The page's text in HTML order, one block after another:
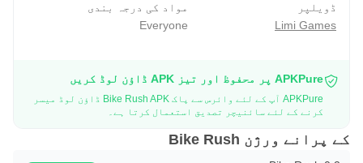
ڈویلپر
Limi Games
مواد کی درجہ بندی
Everyone
APKPure پر محفوظ اور تیز APK ڈاؤن لوڈ کریں
APKPure آپ کے لئے وائرس سے پاک Bike Rush APK ڈاؤن لوڈ میسر
کرنے کے لئے سائنیچر تصدیق استعمال کرتا ہے۔
کے پرانے ورژن Bike Rush